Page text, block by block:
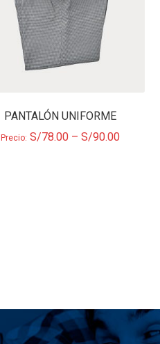
PANTALÓN UNIFORME
Precio: S/78.00– S/90.00